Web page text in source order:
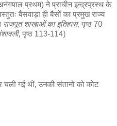
प्रथम) ने प्राचीन इन्द्रप्रस्थ के
बैसवाड़ा ही बैसों का प्रमुख राज्य
राजपूत शाखाओं का इतिहास, पृष्ठ 70
, पृष्ठ 113-114)
चली गई थीं, उनकी संतानों को कोट